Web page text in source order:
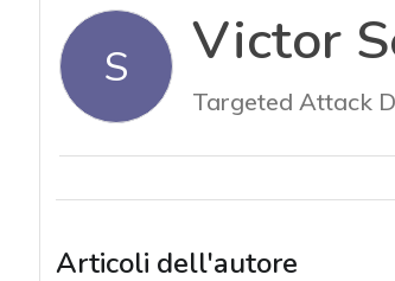
S Victor
Targeted Attack
Articoli dell'autore